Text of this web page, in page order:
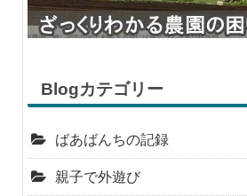
Blogカテゴリー
ばあばんちの記録
親子で外遊び